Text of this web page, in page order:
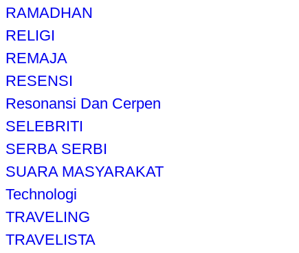
RAMADHAN
RELIGI
REMAJA
RESENSI
Resonansi Dan Cerpen
SELEBRITI
SERBA SERBI
SUARA MASYARAKAT
Technologi
TRAVELING
TRAVELISTA